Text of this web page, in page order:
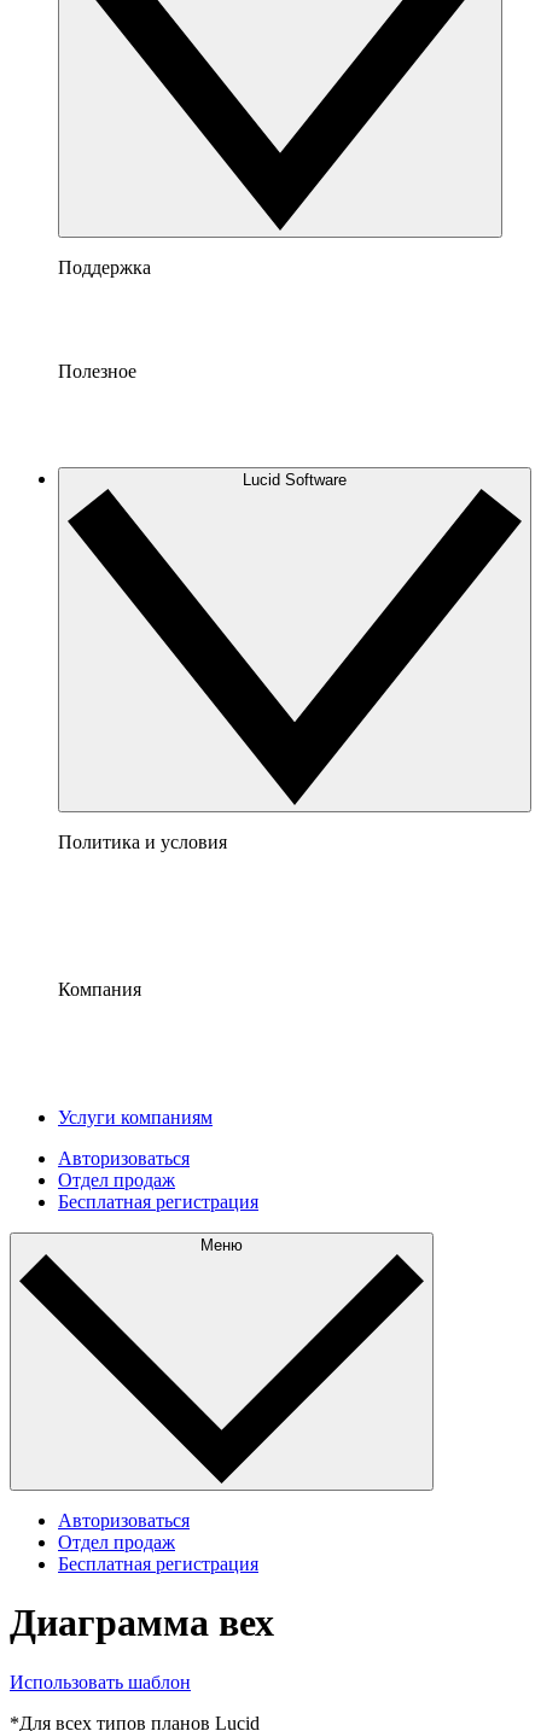
Поддержка
Полезное
Lucid Software
Политика и условия
Компания
Услуги компаниям
Авторизоваться
Отдел продаж
Бесплатная регистрация
Меню
Авторизоваться
Отдел продаж
Бесплатная регистрация
Диаграмма вех
Использовать шаблон
*Для всех типов планов Lucid